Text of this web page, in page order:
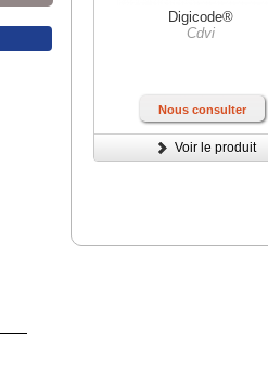
Digicode®
Cdvi
Nous consulter
Voir le produit